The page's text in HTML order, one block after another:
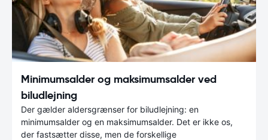
Minimumsalder og maksimumsalder ved
biludlejning
Der gælder aldersgrænser for biludlejning: en
minimumsalder og en maksimumsalder. Det er ikke os,
der fastsætter disse, men de forskellige